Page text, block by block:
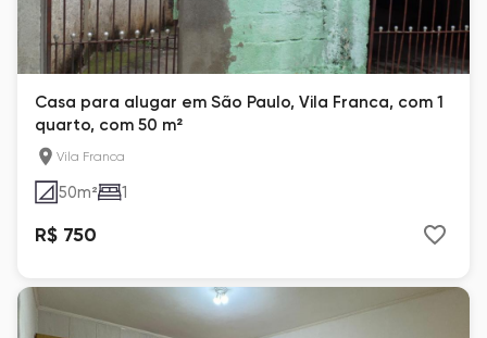
Casa para alugar em São Paulo, Vila Franca, com 1
quarto, com 50 m²
Vila Franca
50m² 1
R$ 750